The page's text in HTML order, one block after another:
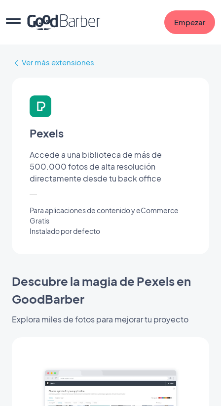
Empezar
Ver más extensiones
Pexels
Accede a una biblioteca de más de
500.000 fotos de alta resolución
directamente desde tu back office
Para aplicaciones de contenido y eCommerce
Gratis
Instalado por defecto
Descubre la magia de Pexels en
GoodBarber
Explora miles de fotos para mejorar tu proyecto